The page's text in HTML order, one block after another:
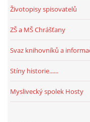
Životopisy spisovatelů
ZŠ a MŠ Chrášťany
Svaz knihovníků a
Stíny historie......
Myslivecký spolek Hosty